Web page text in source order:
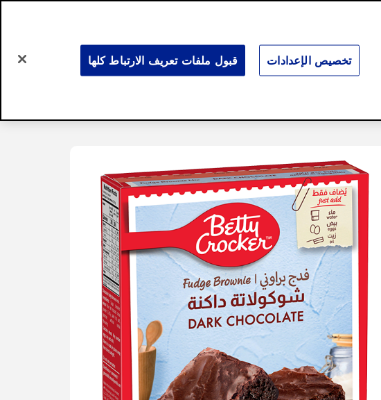
for:
Search
تخصيص الإعدادات قبول ملفات تعريف الارتباط كلها